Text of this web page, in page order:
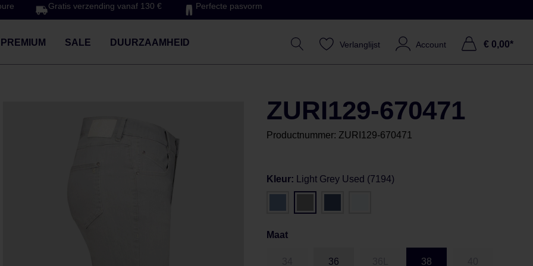
Gratis verzending vanaf 130 € Perfecte pasvorm
SALE DUURZAAMHEID Verlanglijst Account € 0,00*
ZURI129-670471
Productnummer: ZURI129-670471
Kleur: Light Grey Used (7194)
Maat
36 38